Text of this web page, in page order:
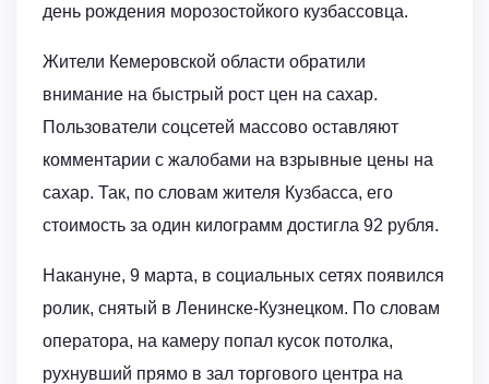
день рождения морозостойкого кузбассовца.
Жители Кемеровской области обратили
внимание на быстрый рост цен на сахар.
Пользователи соцсетей массово оставляют
комментарии с жалобами на взрывные цены на
сахар. Так, по словам жителя Кузбасса, его
стоимость за один килограмм достигла 92 рубля.
Накануне, 9 марта, в социальных сетях появился
ролик, снятый в Ленинске-Кузнецком. По словам
оператора, на камеру попал кусок потолка,
рухнувший прямо в зал торгового центра на